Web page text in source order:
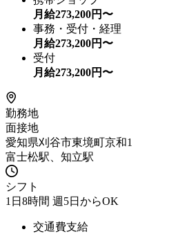
月給273,200円〜
事務・受付・経理
月給273,200円〜
受付
月給273,200円〜
勤務地
面接地
愛知県刈谷市東境町京和1
富士松駅、知立駅
シフト
1日8時間 週5日からOK
交通費支給